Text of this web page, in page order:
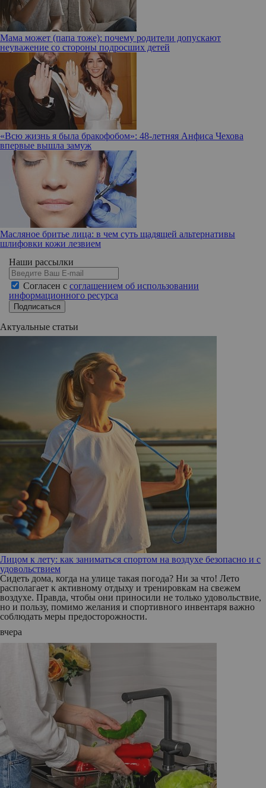
Мама может (папа тоже): почему родители допускают
неуважение со стороны подросших детей
«Всю жизнь я была бракофобом»: 48-летняя Анфиса Чехова
впервые вышла замуж
Масляное бритье лица: в чем суть щадящей альтернативы
шлифовки кожи лезвием
Наши рассылки
Согласен с соглашением об использовании
информационного ресурса
Подписаться
Актуальные статьи
Лицом к лету: как заниматься спортом на воздухе безопасно и с
удовольствием
Сидеть дома, когда на улице такая погода? Ни за что! Лето
располагает к активному отдыху и тренировкам на свежем
воздухе. Правда, чтобы они приносили не только удовольствие,
но и пользу, помимо желания и спортивного инвентаря важно
соблюдать меры предосторожности.
вчера